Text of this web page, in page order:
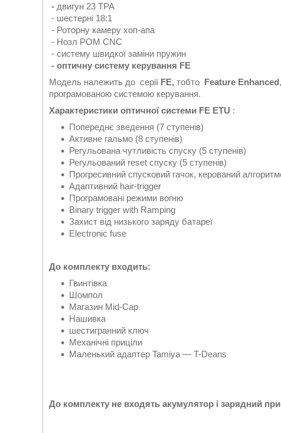
- двигун 23 TPA
- шестерні 18:1
- Роторну камеру хоп-апа
- Нозл POM CNC
- систему швидкої заміни пружин
- оптичну систему керування FE
Модель належить до серії FE, тобто Feature Enhanced
програмованою системою керування.
Характеристики оптичної системи FE ETU :
Попереднє зведення (7 ступенів)
Активне гальмо (8 ступенів)
Регульована чутливість спуску (5 ступенів)
Регульований reset спуску (5 ступенів)
Прогресивний спусковий гачок, керований
Адаптивний hair-trigger
Програмовані режими вогню
Binary trigger with Ramping
Захист від низького заряду батареї
Electronic fuse
До комплекту входить:
Гвинтівка
Шомпол
Магазин Mid-Cap
Нашивка
шестигранний ключ
Механічні приціли
Маленький адаптер Tamiya — T-Deans
До комплекту не входять акумулятор і зарядний